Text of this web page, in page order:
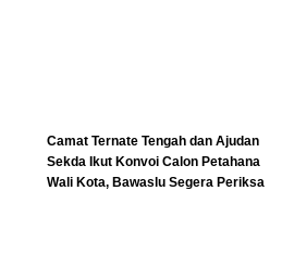
Camat Ternate Tengah dan Ajudan
Sekda Ikut Konvoi Calon Petahana
Wali Kota, Bawaslu Segera Periksa